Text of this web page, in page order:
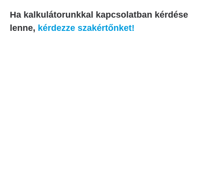
Ha kalkulátorunkkal kapcsolatban kérdése
lenne, kérdezze szakértőnket!